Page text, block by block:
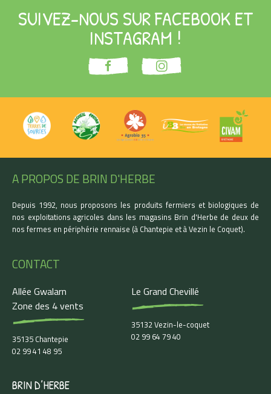
SUIVEZ-NOUS SUR FACEBOOK ET
INSTAGRAM !
A PROPOS DE BRIN D'HERBE
Depuis 1992, nous proposons les produits fermiers et biologiques de
nos exploitations agricoles dans les magasins Brin d'Herbe de deux de
nos fermes en périphérie rennaise (à Chantepie et à Vezin le Coquet).
CONTACT
Allée Gwalarn
Zone des 4 vents
35135 Chantepie
02 99 41 48 95
Le Grand Chevillé
35132 Vezin-le-coquet
02 99 64 79 40
BRIN D’HERBE